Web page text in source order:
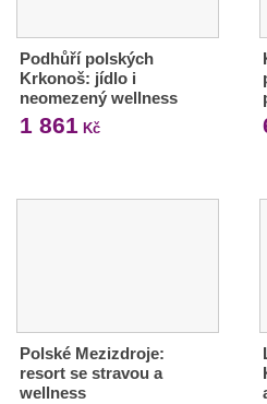
Podhůří polských
Krkonoš: jídlo i
neomezený wellness
1 861 Kč
Polské Mezizdroje:
resort se stravou a
wellness